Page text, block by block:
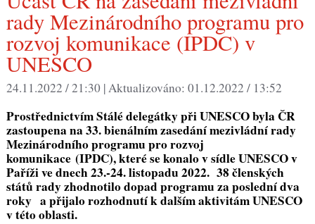
rady Mezinárodního programu pro
rozvoj komunikace (IPDC) v
UNESCO
24.11.2022 / 21:30 |Aktualizováno: 01.12.2022 / 13:52
Prostřednictvím Stálé delegátky při UNESCO byla ČR
zastoupena na 33. bienálním zasedání mezivládní rady
Mezinárodního programu pro rozvoj
komunikace (IPDC), které se konalo v sídle UNESCO v
Paříži ve dnech 23.-24. listopadu 2022. 38 členských
států rady zhodnotilo dopad programu za poslední dva
roky a přijalo rozhodnutí k dalším aktivitám UNESCO
v této oblasti.